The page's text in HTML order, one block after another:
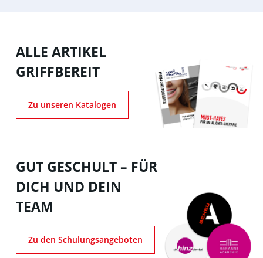
ALLE ARTIKEL
GRIFFBEREIT
Zu unseren Katalogen
GUT GESCHULT – FÜR
DICH UND DEIN
TEAM
Zu den Schulungsangeboten